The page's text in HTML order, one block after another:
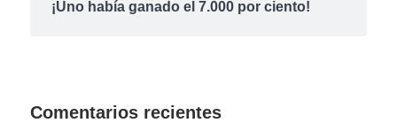
¡Uno había ganado el 7.000 por ciento!
Comentarios recientes